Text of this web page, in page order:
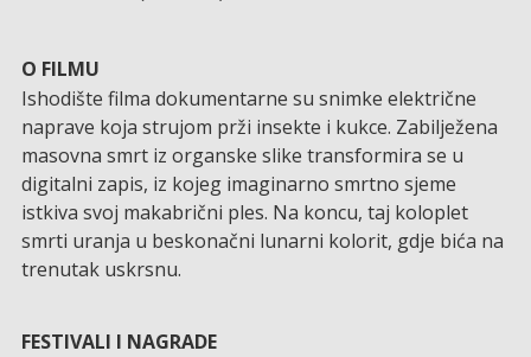
O FILMU
Ishodište filma dokumentarne su snimke električne
naprave koja strujom prži insekte i kukce. Zabilježena
masovna smrt iz organske slike transformira se u
digitalni zapis, iz kojeg imaginarno smrtno sjeme
istkiva svoj makabrični ples. Na koncu, taj koloplet
smrti uranja u beskonačni lunarni kolorit, gdje bića na
trenutak uskrsnu.
FESTIVALI I NAGRADE